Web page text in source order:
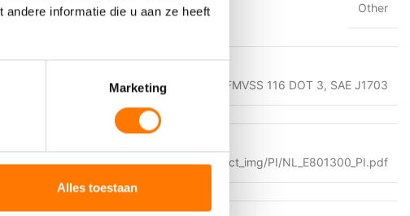
informatie die u aan ze heeft
Marketing
Alles toestaan
Other
FMVSS 116 DOT 3, SAE J1703
https://eurol.com/product_img/PI/NL_E801300_PI.pdf